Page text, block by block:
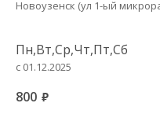
Пн,Вт,Ср,Чт,Пт,Сб
с 01.12.2025
800 руб.